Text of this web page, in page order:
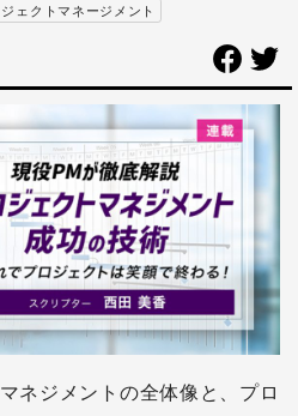
ェクトマネージメント
ネジメントの全体像と、プロ